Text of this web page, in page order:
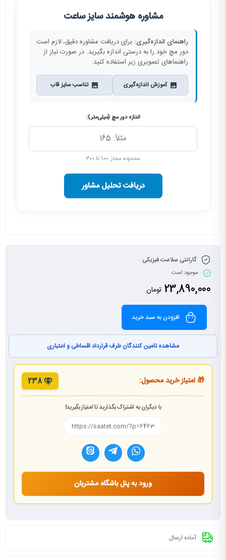
مشاوره هوشمند سایز ساعت
راهنمای اندازه‌گیری: برای دریافت مشاوره دقیق، لازم است
دور مچ خود را به درستی اندازه بگیرید. در صورت نیاز از
راهنماهای تصویری زیر استفاده کنید:
آموزش اندازه‌گیری تناسب سایز قاب
اندازه دور مچ (میلی‌متر):
محدوده مجاز: ۱۰۰ تا ۳۰۰
دریافت تحلیل مشاور
گارانتی سلامت فیزیکی
موجود است
23,890,000 تومان
افزودن به سبد خرید
مشاهده تامین کنندگان طرف قرارداد اقساطی و اعتباری
🎁 امتیاز خرید محصول: 238
با دیگران به اشتراک بگذارید تا امتیاز بگیرید!
ورود به پنل باشگاه مشتریان
آماده ارسال